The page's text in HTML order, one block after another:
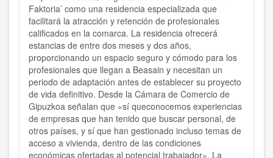
Faktoria’ como una residencia especializada que
facilitará la atracción y retención de profesionales
calificados en la comarca. La residencia ofrecerá
estancias de entre dos meses y dos años,
proporcionando un espacio seguro y cómodo para los
profesionales que llegan a Beasain y necesitan un
periodo de adaptación antes de establecer su proyecto
de vida definitivo. Desde la Cámara de Comercio de
Gipuzkoa señalan que «sí queconocemos experiencias
de empresas que han tenido que buscar personal, de
otros países, y sí que han gestionado incluso temas de
acceso a vivienda, dentro de las condiciones
económicas ofertadas al potencial trabajador». La